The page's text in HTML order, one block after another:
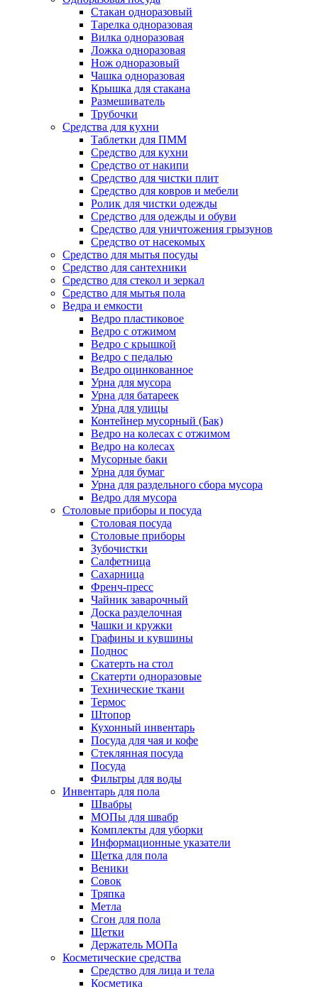
Стакан одноразовый
Тарелка одноразовая
Вилка одноразовая
Ложка одноразовая
Нож одноразовый
Чашка одноразовая
Крышка для стакана
Размешиватель
Трубочки
Средства для кухни
Таблетки для ПММ
Средство для кухни
Средство от накипи
Средство для чистки плит
Средство для ковров и мебели
Ролик для чистки одежды
Средство для одежды и обуви
Средство для уничтожения грызунов
Средство от насекомых
Средство для мытья посуды
Средство для сантехники
Средство для стекол и зеркал
Средство для мытья пола
Ведра и емкости
Ведро пластиковое
Ведро с отжимом
Ведро с крышкой
Ведро с педалью
Ведро оцинкованное
Урна для мусора
Урна для батареек
Урна для улицы
Контейнер мусорный (Бак)
Ведро на колесах с отжимом
Ведро на колесах
Мусорные баки
Урна для бумаг
Урна для раздельного сбора мусора
Ведро для мусора
Столовые приборы и посуда
Столовая посуда
Столовые приборы
Зубочистки
Салфетница
Сахарница
Френч-пресс
Чайник заварочный
Доска разделочная
Чашки и кружки
Графины и кувшины
Поднос
Скатерть на стол
Скатерти одноразовые
Технические ткани
Термос
Штопор
Кухонный инвентарь
Посуда для чая и кофе
Стеклянная посуда
Посуда
Фильтры для воды
Инвентарь для пола
Швабры
МОПы для швабр
Комплекты для уборки
Информационные указатели
Щетка для пола
Веники
Совок
Тряпка
Метла
Сгон для пола
Щетки
Держатель МОПа
Косметические средства
Средство для лица и тела
Косметика